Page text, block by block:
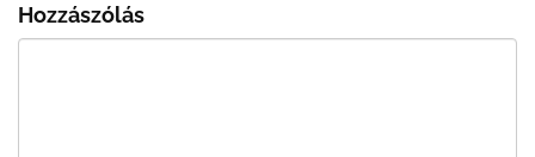
Hozzászólás